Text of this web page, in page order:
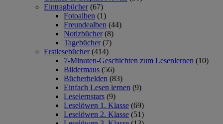
Eintragbücher (67)
Fotoalben (1)
Freundealben (44)
Notizbücher (8)
Tagebücher (7)
Erstlesebücher (414)
7-Minuten-Geschichten zum Lesenlernen (10)
Bildermaus (56)
Bücherhelden (83)
Einfach Lesen lernen (9)
Leselernstars (9)
Leselöwen 1. Klasse (69)
Leselöwen 2. Klasse (51)